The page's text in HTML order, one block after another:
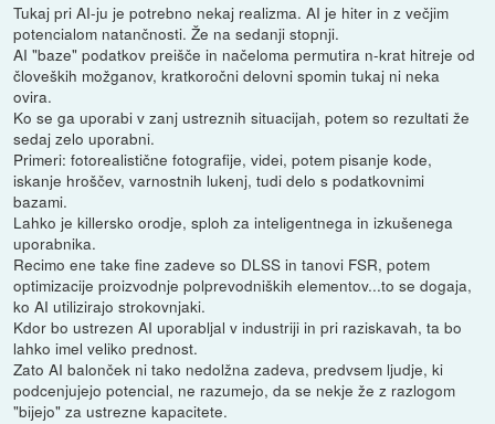
Tukaj pri AI-ju je potrebno nekaj realizma. AI je hiter in z večjim
potencialom natančnosti. Že na sedanji stopnji.
AI "baze" podatkov preišče in načeloma permutira n-krat hitreje od
človeških možganov, kratkoročni delovni spomin tukaj ni neka
ovira.
Ko se ga uporabi v zanj ustreznih situacijah, potem so rezultati že
sedaj zelo uporabni.
Primeri: fotorealistične fotografije, videi, potem pisanje kode,
iskanje hroščev, varnostnih lukenj, tudi delo s podatkovnimi
bazami.
Lahko je killersko orodje, sploh za inteligentnega in izkušenega
uporabnika.
Recimo ene take fine zadeve so DLSS in tanovi FSR, potem
optimizacije proizvodnje polprevodniških elementov...to se dogaja,
ko AI utilizirajo strokovnjaki.
Kdor bo ustrezen AI uporabljal v industriji in pri raziskavah, ta bo
lahko imel veliko prednost.
Zato AI balonček ni tako nedolžna zadeva, predvsem ljudje, ki
podcenjujejo potencial, ne razumejo, da se nekje že z razlogom
"bijejo" za ustrezne kapacitete.